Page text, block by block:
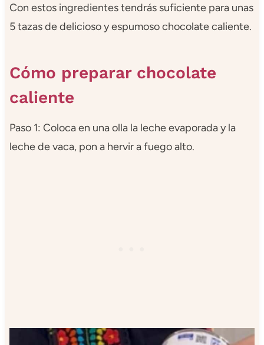
Con estos ingredientes tendrás suficiente para unas
5 tazas de delicioso y espumoso chocolate caliente.
Cómo preparar chocolate
caliente
Paso 1: Coloca en una olla la leche evaporada y la
leche de vaca, pon a hervir a fuego alto.